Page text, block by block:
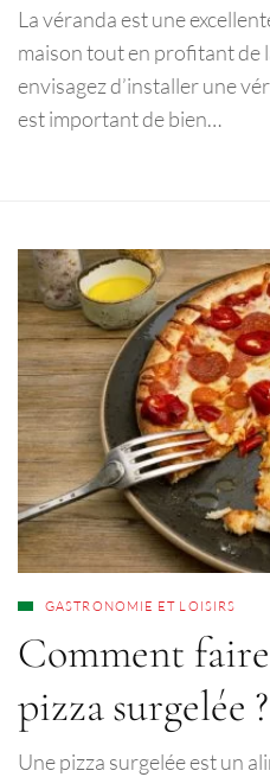
La véranda est une
maison tout en profitant de
envisagez d’installer une
est important de bien…
GASTRONOMIE ET LOISIRS
Comment
pizza surgelée ?
Une pizza surgelée est un